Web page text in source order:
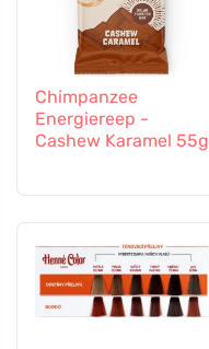
Chimpanzee
Energiereep -
Cashew Karamel 55g